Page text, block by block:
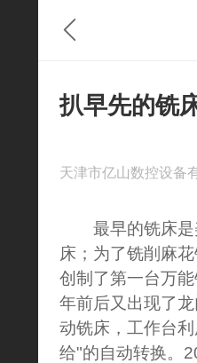
扒早先的铣
天津市亿山数控设备
最早的铣床是
床；为了铣削麻
创制了第一台万
年前后又出现了
动铣床，工作台
给"的自动转换。